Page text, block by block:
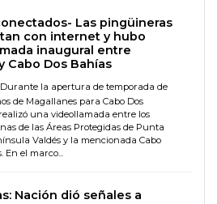
Las pingüineras
con internet y hubo
inaugural entre
Cabo Dos Bahías
la apertura de temporada de
de Magallanes para Cabo Dos
una videollamada entre los
de las Áreas Protegidas de Punta
Valdés y la mencionada Cabo
En el marco...
Nación dió señales a